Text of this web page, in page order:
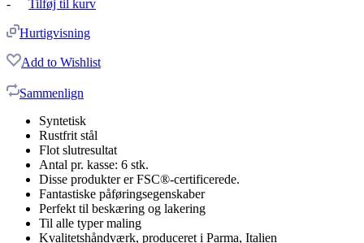
- Tilføj til kurv
Hurtigvisning
Add to Wishlist
Sammenlign
Syntetisk
Rustfrit stål
Flot slutresultat
Antal pr. kasse: 6 stk.
Disse produkter er FSC®-certificerede.
Fantastiske påføringsegenskaber
Perfekt til beskæring og lakering
Til alle typer maling
Kvalitetshåndværk, produceret i Parma, Italien